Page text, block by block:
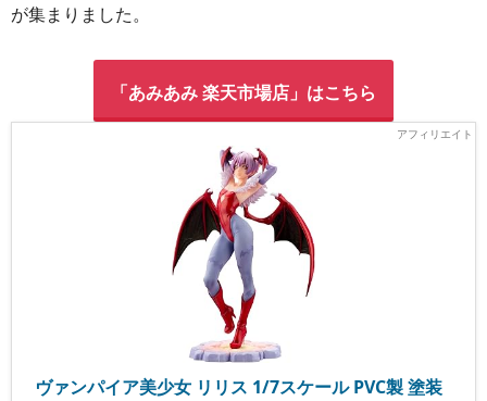
が集まりました。
「あみあみ 楽天市場店」はこちら
ヴァンパイア美少女 リリス 1/7スケール PVC製 塗装